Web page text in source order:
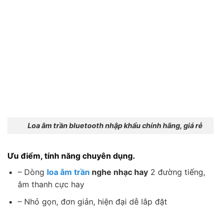
Loa âm trần bluetooth nhập khẩu chính hãng, giá rẻ
Ưu điểm, tính năng chuyên dụng.
– Dòng loa âm trần nghe nhạc hay2 đường tiếng,
âm thanh cực hay
– Nhỏ gọn, đơn giản, hiện đại dễ lắp đặt